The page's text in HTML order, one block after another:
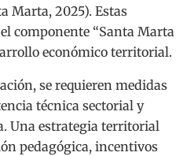
Marta, 2025). Estas
componente “Santa Marta
económico territorial.
se requieren medidas
técnica sectorial y
Una estrategia territorial
pedagógica, incentivos